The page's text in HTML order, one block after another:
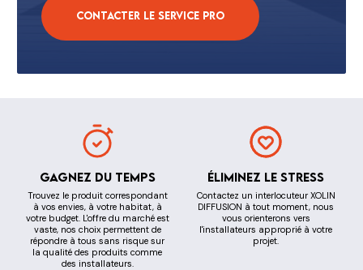
Contacter le service pro
Gagnez du temps
Trouvez le produit correspondant
à vos envies, à votre habitat, à
votre budget. L'offre du marché est
vaste, nos choix permettent de
répondre à tous sans risque sur
la qualité des produits comme
des installateurs.
Éliminez le stress
Contactez un interlocuteur XOLIN
DIFFUSION à tout moment, nous
vous orienterons vers
l'installateurs approprié à votre
projet.